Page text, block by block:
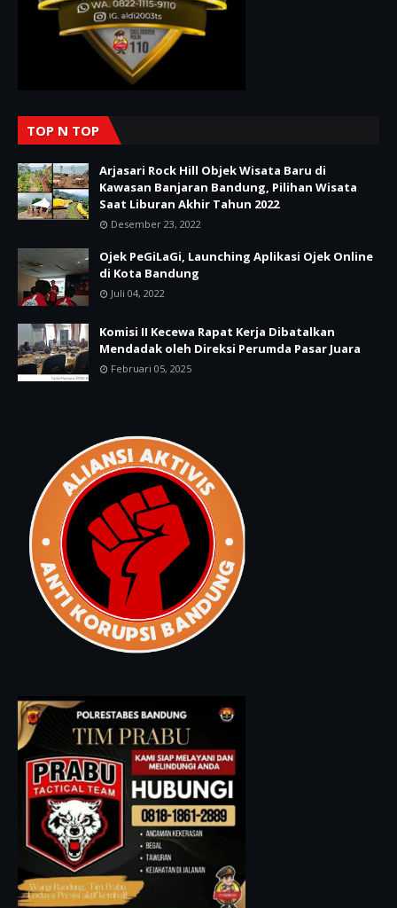
TOP N TOP
Arjasari Rock Hill Objek Wisata Baru di
Kawasan Banjaran Bandung, Pilihan Wisata
Saat Liburan Akhir Tahun 2022
Desember 23, 2022
Ojek PeGiLaGi, Launching Aplikasi Ojek Online
di Kota Bandung
Juli 04, 2022
Komisi II Kecewa Rapat Kerja Dibatalkan
Mendadak oleh Direksi Perumda Pasar Juara
Februari 05, 2025